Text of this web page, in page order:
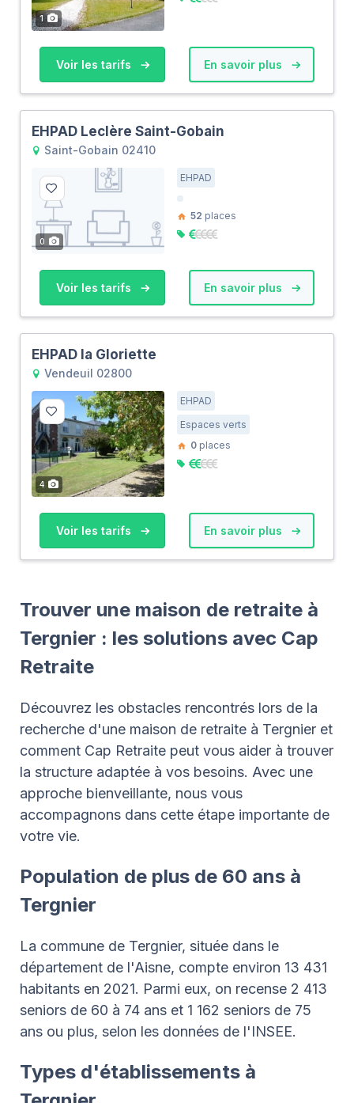
1
Voir les tarifs En savoir plus
EHPAD Leclère Saint-Gobain
Saint-Gobain 02410
0
EHPAD
52 places
Voir les tarifs En savoir plus
EHPAD la Gloriette
Vendeuil 02800
4
EHPAD
Espaces verts
0 places
Voir les tarifs En savoir plus
Trouver une maison de retraite à
Tergnier : les solutions avec Cap
Retraite
Découvrez les obstacles rencontrés lors de la
recherche d'une maison de retraite à Tergnier et
comment Cap Retraite peut vous aider à trouver
la structure adaptée à vos besoins. Avec une
approche bienveillante, nous vous
accompagnons dans cette étape importante de
votre vie.
Population de plus de 60 ans à
Tergnier
La commune de Tergnier, située dans le
département de l'Aisne, compte environ 13 431
habitants en 2021. Parmi eux, on recense 2 413
seniors de 60 à 74 ans et 1 162 seniors de 75
ans ou plus, selon les données de l'INSEE.
Types d'établissements à